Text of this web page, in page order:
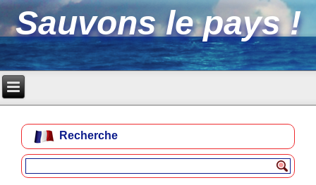
Sauvons le pays !
Recherche